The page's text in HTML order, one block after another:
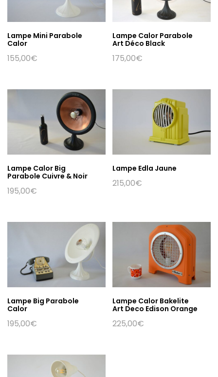
Lampe Mini Parabole
Calor
155,00€
Lampe Calor Parabole
Art Déco Black
175,00€
Lampe Calor Big
Parabole Cuivre & Noir
195,00€
Lampe Edla Jaune
215,00€
Lampe Big Parabole
Calor
195,00€
Lampe Calor Bakelite
Art Deco Edison Orange
225,00€